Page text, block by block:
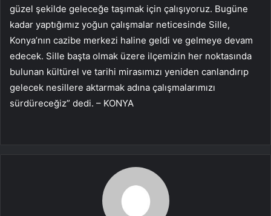
güzel şekilde geleceğe taşımak için çalışıyoruz. Bugüne
kadar yaptığımız yoğun çalışmalar neticesinde Sille,
Konya’nın cazibe merkezi haline geldi ve gelmeye devam
edecek. Sille başta olmak üzere ilçemizin her noktasında
bulunan kültürel ve tarihi mirasımızı yeniden canlandırıp
gelecek nesillere aktarmak adına çalışmalarımızı
sürdüreceğiz” dedi. – KONYA